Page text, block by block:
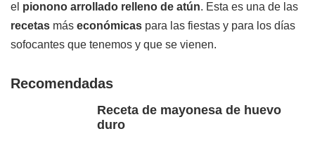
el pionono arrollado relleno de atún. Esta es una de las
recetas más económicas para las fiestas y para los días
sofocantes que tenemos y que se vienen.
Recomendadas
Receta de mayonesa de huevo
duro